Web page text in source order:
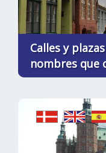
Calles y
nombres que